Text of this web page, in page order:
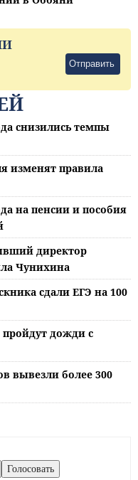
Отправить
снизились темпы
изменят правила
на пенсии и пособия
директор
Чунихина
сдали ЕГЭ на 100
пройдут дожди с
вывезли более 300